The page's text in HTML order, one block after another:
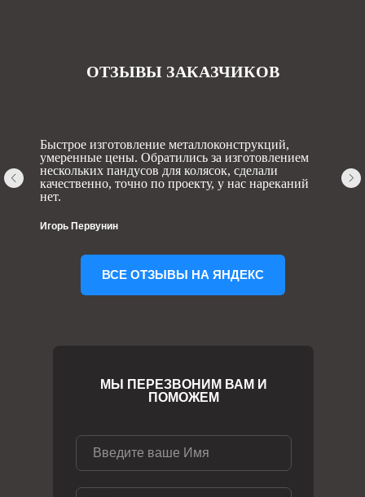
ОТЗЫВЫ ЗАКАЗЧИКОВ
Быстрое изготовление металлоконструкций,
умеренные цены. Обратились за изготовлением
нескольких пандусов для колясок, сделали
качественно, точно по проекту, у нас нареканий
нет.
Игорь Первунин
ВСЕ ОТЗЫВЫ НА ЯНДЕКС
МЫ ПЕРЕЗВОНИМ ВАМ И
ПОМОЖЕМ